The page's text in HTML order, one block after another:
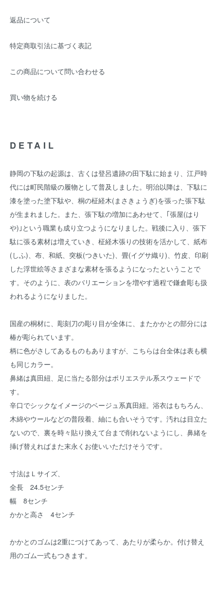
返品について
特定商取引法に基づく表記
この商品について問い合わせる
買い物を続ける
DETAIL
静岡の下駄の起源は、古くは登呂遺跡の田下駄に始まり、江戸時
代には町民階級の履物として普及しました。明治以降は、下駄に
漆を塗った塗下駄や、桐の柾経木(まさきょうぎ)を張った張下駄
が生まれました。また、張下駄の増加にあわせて、｢張屋(はり
や)｣という職業も成り立つようになりました。戦後に入り、張下
駄に張る素材は増えていき、柾経木張りの技術を活かして、紙布
(しふ)、布、和紙、突板(つきいた)、畳(イグサ織り)、竹皮、印刷
した浮世絵等さまざまな素材を張るようになったということで
す。そのように、表のバリエーションを増やす過程で鎌倉彫も扱
われるようになりました。
国産の桐材に、彫刻刀の彫り目が全体に、またかかとの部分には
椿が彫られています。
柄に色がさしてあるものもありますが、こちらは台全体は表も横
も同じカラー。
鼻緒は真田紐、足に当たる部分はポリエステル系スウェードで
す。
辛口でシックなイメージのベージュ系真田紐。浴衣はもちろん、
木綿やウールなどの普段着、紬にも合いそうです。汚れは目立た
ないので、裏を時々貼り換えて台まで削れないようにし、鼻緒を
挿げ替えればまた末永くお使いいただけそうです。
寸法はＬサイズ、
全長 24.5センチ
幅 8センチ
かかと高さ 4センチ
かかとのゴムは2重につけてあって、あたりが柔らか。付け替え
用のゴム一式もつきます。